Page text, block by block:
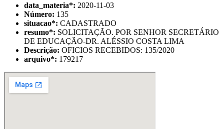
data_materia*: 2020-11-03
Número: 135
situacao*: CADASTRADO
resumo*: SOLICITAÇÃO. POR SENHOR SECRETÁRIO
DE EDUCAÇÃO-DR. ALÉSSIO COSTA LIMA
Descrição: OFICIOS RECEBIDOS: 135/2020
arquivo*: 179217